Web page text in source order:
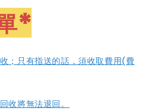
*
； 只有指送的話，須收取費用(費
收將無法退回。